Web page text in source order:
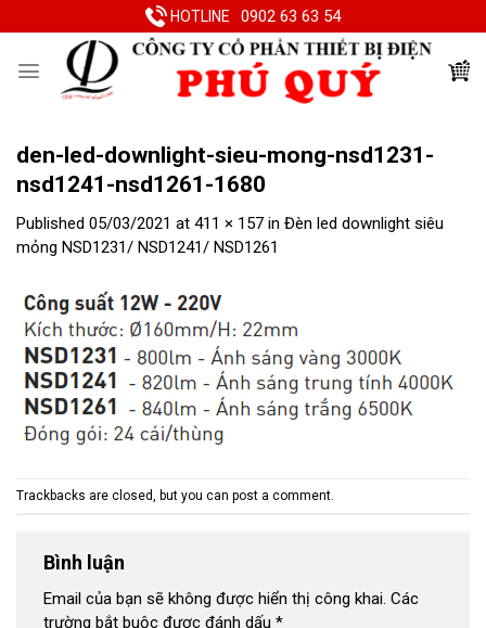
to
HOTLINE 0902 63 63 54
den-led-downlight-sieu-mong-nsd1231-
nsd1241-nsd1261-1680
Published 05/03/2021 at 411 × 157 in Đèn led downlight siêu
mỏng NSD1231/ NSD1241/ NSD1261
Trackbacks are closed, but you can post a comment
Bình luận
Email của bạn sẽ không được hiển thị công khai. Các
trường bắt buộc được đánh dấu *